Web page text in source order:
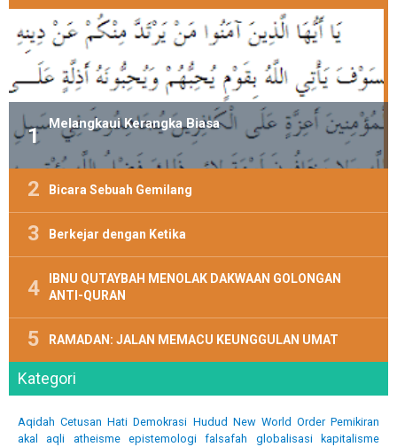
Melangkaui Kerangka Biasa
Bicara Sebuah Gemilang
Berkejar dengan Ketika
IBNU QUTAYBAH MENOLAK DAKWAAN GOLONGAN
ANTI-QURAN
RAMADAN: JALAN MEMACU KEUNGGULAN UMAT
Kategori
Aqidah Cetusan Hati Demokrasi Hudud New World Order Pemikiran
akal
aqli atheisme epistemologi falsafah globalisasi
kapitalisme